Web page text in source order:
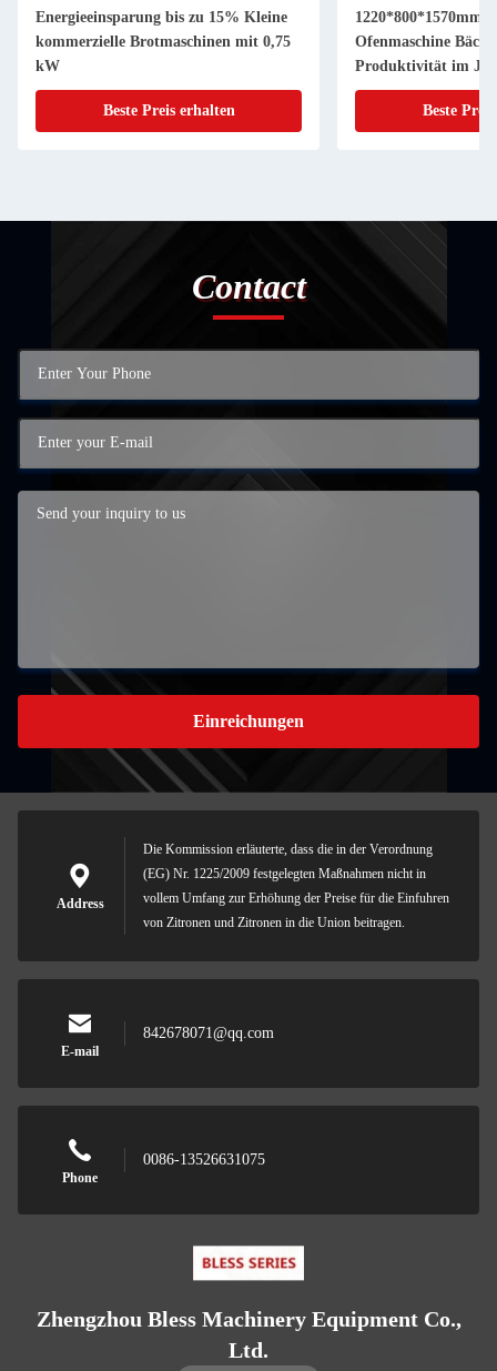
Energieeinsparung bis zu 15% Kleine
kommerzielle Brotmaschinen mit 0,75
kW
Beste Preis erhalten
1220*800*1570mm
Ofenmaschine
Produktivität im
Beste
Contact
Einreichungen
Address
Die Kommission erläuterte, dass die in der Verordnung
(EG) Nr. 1225/2009 festgelegten Maßnahmen nicht in
vollem Umfang zur Erhöhung der Preise für die Einfuhren
von Zitronen und Zitronen in die Union beitragen.
E-mail
842678071@qq.com
Phone
0086-13526631075
Zhengzhou Bless Machinery Equipment Co.,
Ltd.